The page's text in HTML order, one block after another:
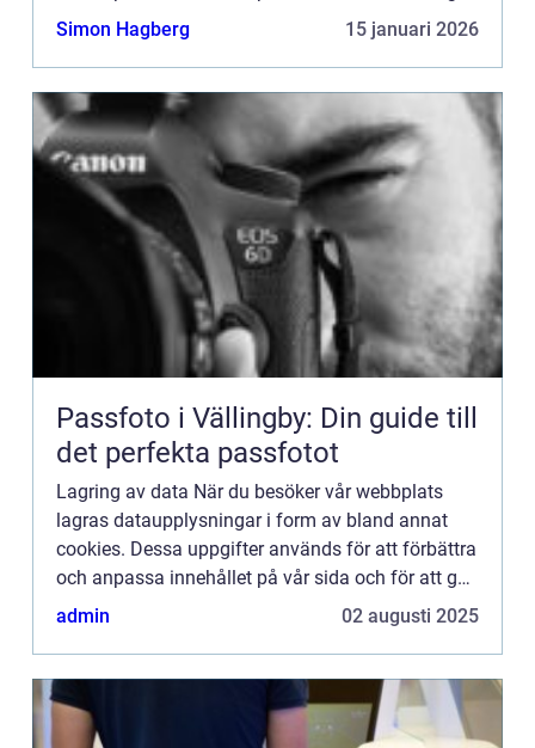
dig så bra information som möjligt. Om du inte vill
Simon Hagberg 15 januari 2026
Passfoto i Vällingby: Din guide till
det perfekta passfotot
Lagring av data När du besöker vår webbplats
lagras dataupplysningar i form av bland annat
cookies. Dessa uppgifter används för att förbättra
och anpassa innehållet på vår sida och för att ge
dig så bra information som möjligt. Om du inte vill
admin 02 augusti 2025